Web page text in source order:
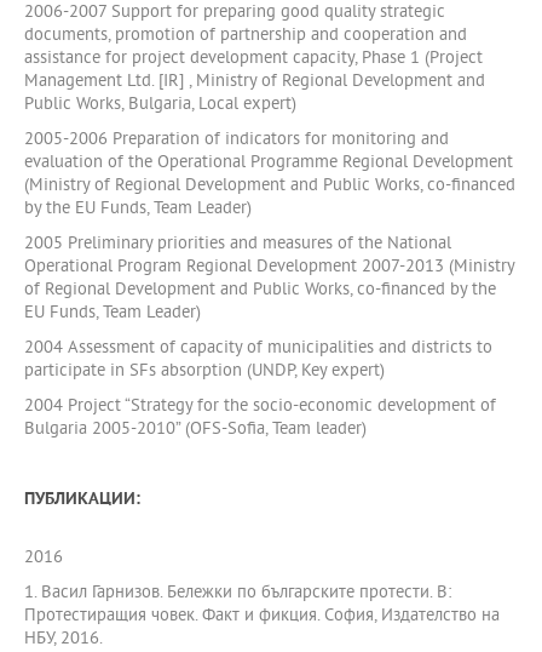
2006-2007 Support for preparing good quality strategic
documents, promotion of partnership and cooperation and
assistance for project development capacity, Phase 1 (Project
Management Ltd. [IR] , Ministry of Regional Development and
Public Works, Bulgaria, Local expert)
2005-2006 Preparation of indicators for monitoring and
evaluation of the Operational Programme Regional Development
(Ministry of Regional Development and Public Works, co-financed
by the EU Funds, Team Leader)
2005 Preliminary priorities and measures of the National
Operational Program Regional Development 2007-2013 (Ministry
of Regional Development and Public Works, co-financed by the
EU Funds, Team Leader)
2004 Assessment of capacity of municipalities and districts to
participate in SFs absorption (UNDP, Key expert)
2004 Project “Strategy for the socio-economic development of
Bulgaria 2005-2010” (OFS-Sofia, Team leader)
ПУБЛИКАЦИИ:
2016
1. Васил Гарнизов. Бележки по българските протести. В:
Протестиращия човек. Факт и фикция. София, Издателство на
НБУ, 2016.